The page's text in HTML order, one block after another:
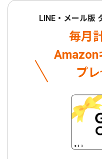
LINE・メール版
毎月
Amazon
プレ